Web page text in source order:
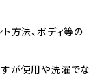
方法、ボディ等の
が使用や洗濯でな